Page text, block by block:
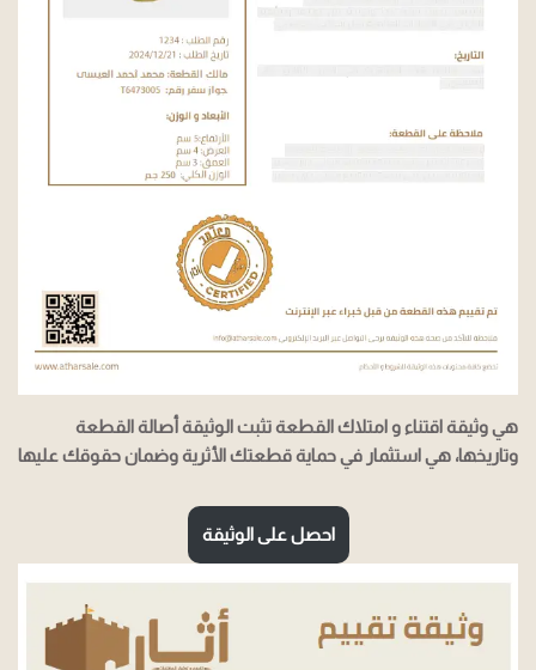
هي وثيقة اقتناء و امتلاك القطعة تثبت الوثيقة أصالة القطعة
وتاريخها، هي استثمار في حماية قطعتك الأثرية وضمان حقوقك عليها
احصل على الوثيقة